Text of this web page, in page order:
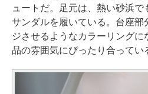
ュートだ。足元は、熱い砂浜
サンダルを履いている。台座部
ジさせるようなカラーリング
品の雰囲気にぴったり合ってい